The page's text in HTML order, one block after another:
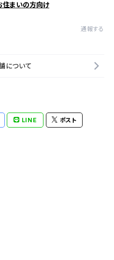
住まいの方向け
通報する
について
LINE ポスト